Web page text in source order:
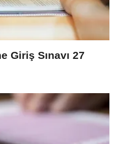
Giriş Sınavı 27